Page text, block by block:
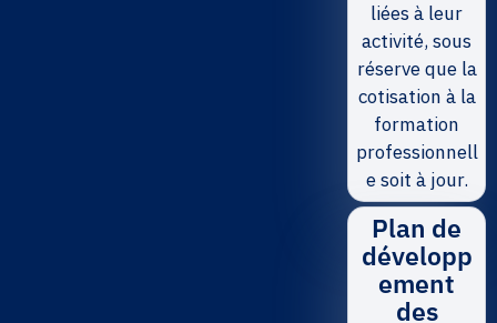
liées à leur
activité, sous
réserve que la
cotisation à la
formation
professionnell
e soit à jour.
Plan de
développ
ement
des